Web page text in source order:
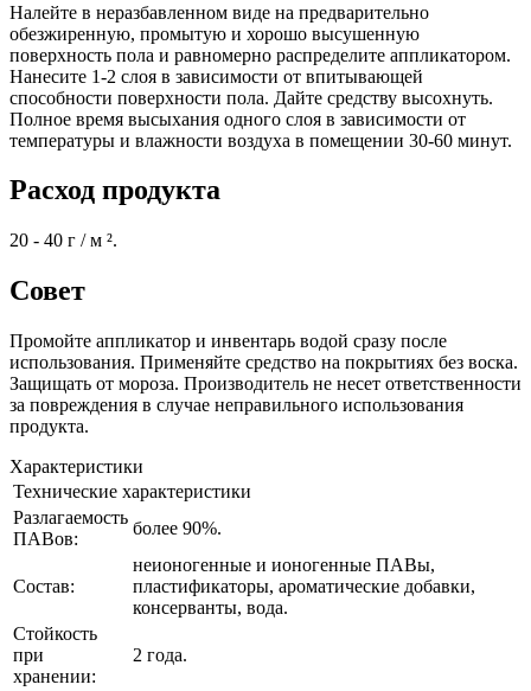
Налейте в неразбавленном виде на предварительно
обезжиренную, промытую и хорошо высушенную
поверхность пола и равномерно распределите аппликатором.
Нанесите 1-2 слоя в зависимости от впитывающей
способности поверхности пола. Дайте средству высохнуть.
Полное время высыхания одного слоя в зависимости от
температуры и влажности воздуха в помещении 30-60 минут.
Расход продукта
20 - 40 г / м ².
Совет
Промойте аппликатор и инвентарь водой сразу после
использования. Применяйте средство на покрытиях без воска.
Защищать от мороза. Производитель не несет ответственности
за повреждения в случае неправильного использования
продукта.
Характеристики
Технические характеристики
Разлагаемость
ПАВов:
более 90%.
Состав:
неионогенные и ионогенные ПАВы,
пластификаторы, ароматические добавки,
консерванты, вода.
Стойкость
при
хранении:
2 года.